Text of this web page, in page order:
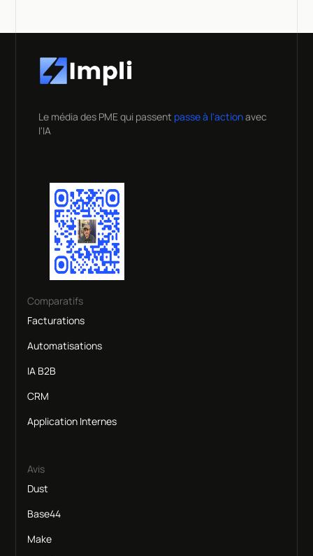
Le média des PME qui passent passe à l'actionavec
l'IA
Comparatifs
Facturations
Automatisations
IA B2B
CRM
Application Internes
Avis
Dust
Base44
Make